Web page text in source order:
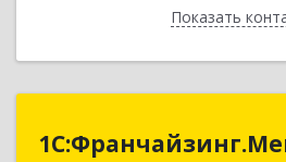
ПоказатьНазад